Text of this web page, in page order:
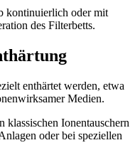
kontinuierlich oder mit
des Filterbetts.
enthärtet werden, etwa
Medien.
klassischen Ionentauschern
oder bei speziellen